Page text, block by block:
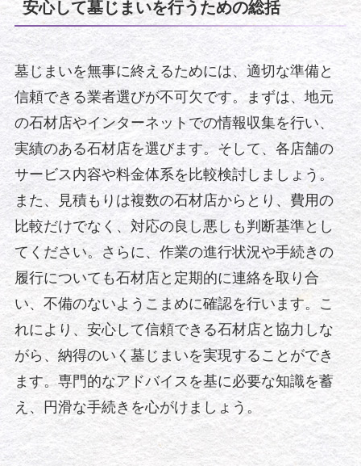
安心して墓じまいを行うための総括
墓じまいを無事に終えるためには、適切な準備と
信頼できる業者選びが不可欠です。まずは、地元
の石材店やインターネットでの情報収集を行い、
実績のある石材店を選びます。そして、各店舗の
サービス内容や料金体系を比較検討しましょう。
また、見積もりは複数の石材店からとり、費用の
比較だけでなく、対応の良し悪しも判断基準とし
てください。さらに、作業の進行状況や手続きの
履行についても石材店と定期的に連絡を取り合
い、不備のないようこまめに確認を行います。こ
れにより、安心して信頼できる石材店と協力しな
がら、納得のいく墓じまいを実現することができ
ます。専門的なアドバイスを基に必要な知識を蓄
え、円滑な手続きを心がけましょう。